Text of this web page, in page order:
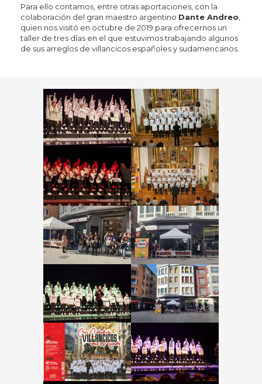
Para ello contamos, entre otras aportaciones, con la
colaboración del gran maestro argentino Dante Andreo
quien nos visitó en octubre de 2019 para ofrecernos un
taller de tres días en el que estuvimos trabajando algunos
de sus arreglos de villancicos españoles y sudamericanos.